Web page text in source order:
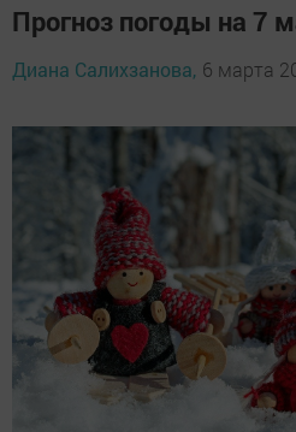
Прогноз погоды на 7
Диана Салихзанова, 6 марта